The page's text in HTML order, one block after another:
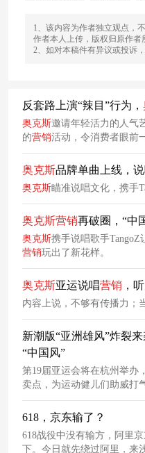
1、该内容为作者独立观点，
作者本人上传，版权归原作者
2、如对本稿件有异议或投诉
反套路上演“辣目”行为，
奥克斯邀请年轻活力的人气
的营销活动，令消费者眼前
殊存在。
奥克斯品牌单曲上线，
奥克斯瞄准说唱文化，携手
奥克斯营销再破圈，“中
奥克斯携手说唱歌手TangoZ
营销玩出了新花样。
奥克斯亚运说唱营销 ，
内容上说，不够有传播力；
新潮版“亚洲雄风”炸裂来
“中国风”
第19届亚运会将在杭州举办，
卖点，为运动健儿们助威打
风度的形象，赢得注重文化
618，京东输了？
618战役中没有输方，阿里
下。今日就先绕过阿里，来